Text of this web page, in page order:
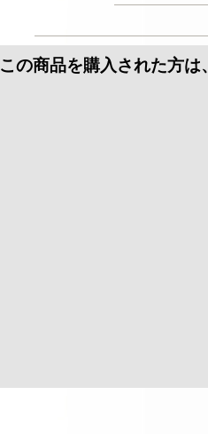
この商品を購入された方